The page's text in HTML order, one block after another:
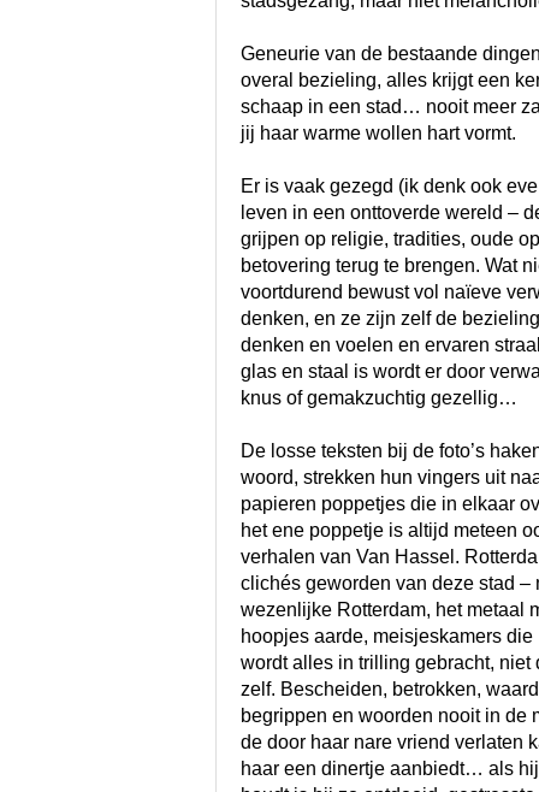
Geneurie van de bestaande
overal bezieling, alles krijgt een
schaap in een stad… nooit meer
jij haar warme wollen hart vormt.
Er is vaak gezegd (ik denk ook
leven in een onttoverde wereld –
grijpen op religie, tradities, oude
betovering terug te brengen. Wat
voortdurend bewust vol naïeve
denken, en ze zijn zelf de
denken en voelen en ervaren
glas en staal is wordt er door
knus of gemakzuchtig gezellig…
De losse teksten bij de foto’s
woord, strekken hun vingers uit
papieren poppetjes die in elkaar
het ene poppetje is altijd meteen
verhalen van Van Hassel.
clichés geworden van deze stad –
wezenlijke Rotterdam, het metaal
hoopjes aarde, meisjeskamers
wordt alles in trilling gebracht, niet
zelf. Bescheiden, betrokken,
begrippen en woorden nooit in de
de door haar nare vriend verlaten
haar een dinertje aanbiedt… als